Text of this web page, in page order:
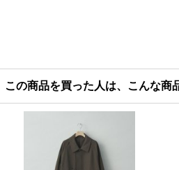
この商品を買った人は、こんな商